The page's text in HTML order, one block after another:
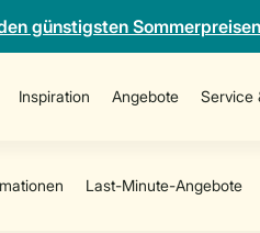
günstigsten Sommerpreisen
Inspiration Angebote Service